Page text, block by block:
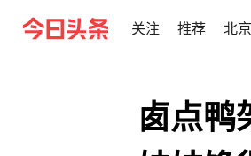
关注 推荐 北京
𠧧点鸭